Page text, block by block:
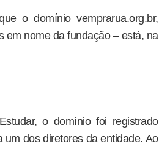
o domínio vemprarua.org.br,
em nome da fundação – está, na
o domínio foi registrado
um dos diretores da entidade. Ao